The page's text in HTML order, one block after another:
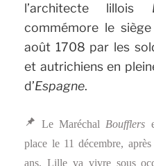
l’architecte lillois
commémore le
août 1708 par les
et autrichiens en
d’Espagne.
Le Maréchal Boufflers
place le 11 décembre,
ans, Lille va vivre sous